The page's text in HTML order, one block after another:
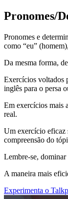
Pronomes/
Pronomes e
como “eu”
Da mesma forma,
Exercícios voltados
inglês para o persa
Em exercícios mais
real.
Um exercício eficaz
compreensão do
Lembre-se,
A maneira mais
Experimenta o